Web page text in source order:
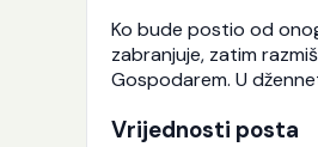
Ko bude postio od
zabranjuje, zatim
Gospodarem. U
Vrijednosti posta